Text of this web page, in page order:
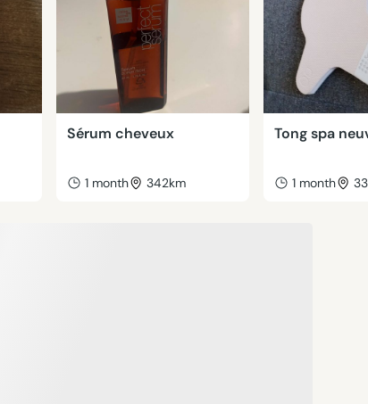
Sérum cheveux
1 month 342km
Tong spa
1 month